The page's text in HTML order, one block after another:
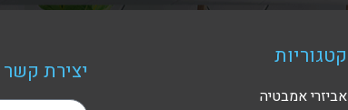
קטגוריות
אביזרי אמבטיה
יצירת קשר